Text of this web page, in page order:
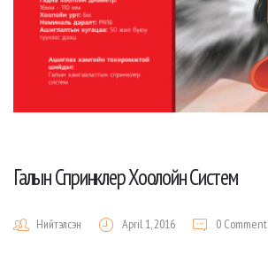
Галын Спринклер Хоолойн Систем
Нийтэлсэн April 1, 2016 0 Comment